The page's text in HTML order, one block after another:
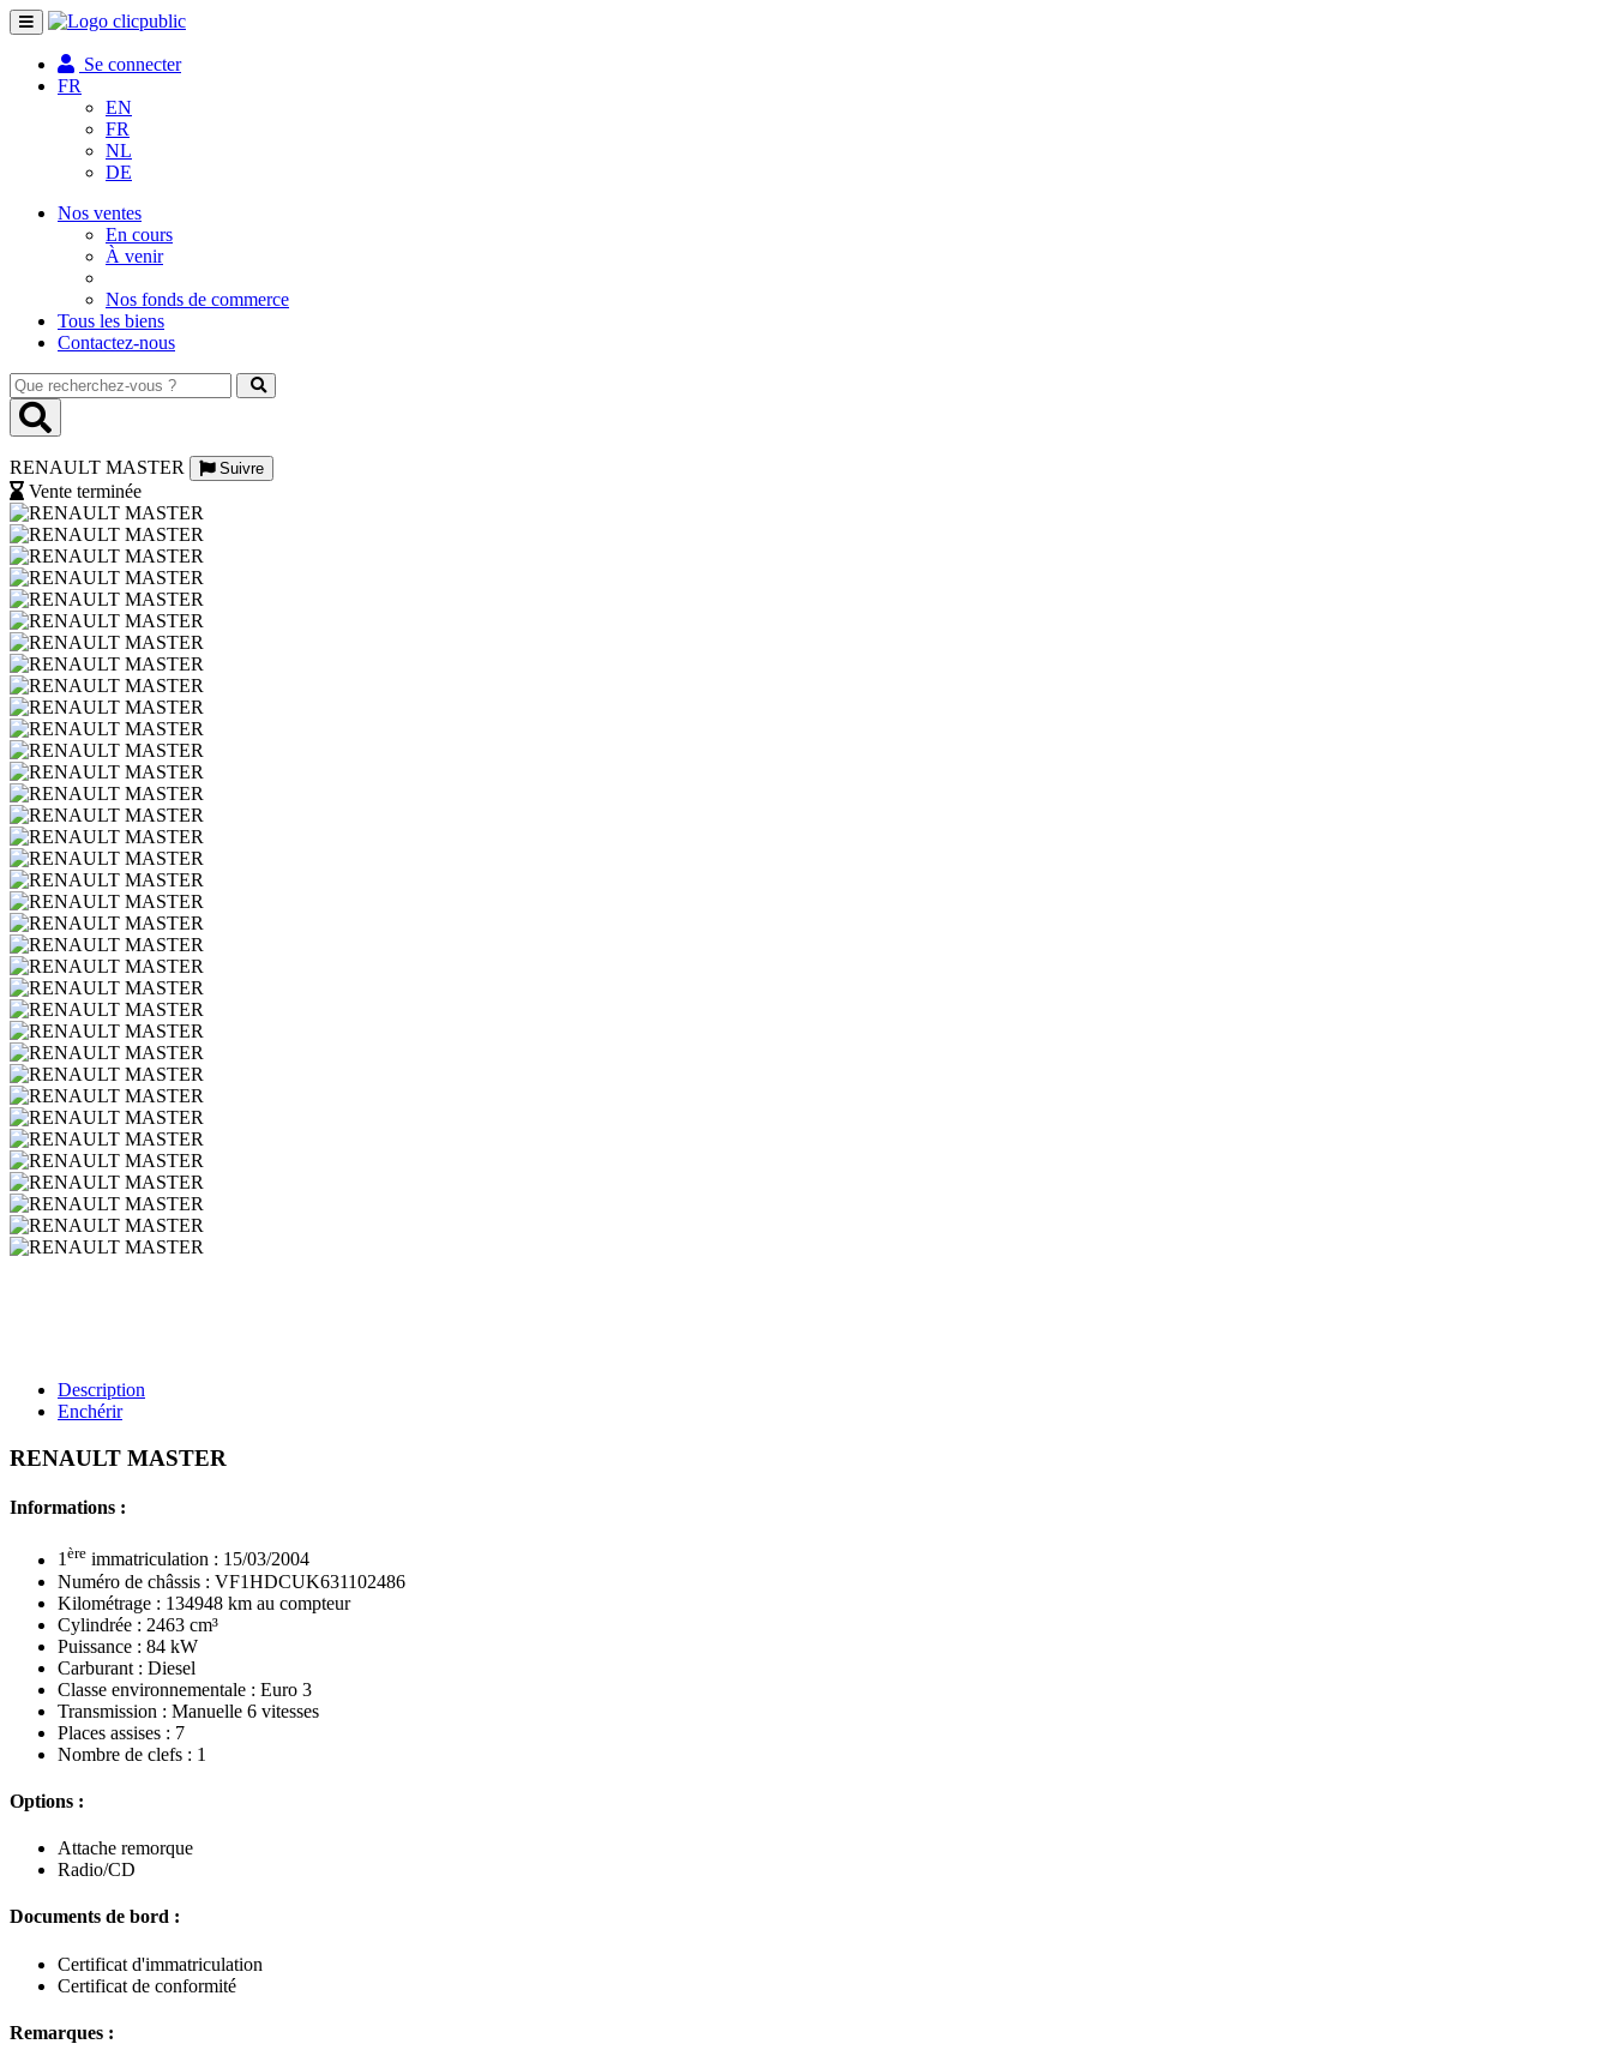
Toggle
navigation
Se connecter
FR
EN
FR
NL
DE
Nos ventes
En cours
À venir
Nos fonds de commerce
Tous les biens
Contactez-nous
Que
recherchez-
vous
RENAULT MASTER
Suivre
Vente terminée
Description
Enchérir
RENAULT MASTER
Informations :
1ère immatriculation : 15/03/2004
Numéro de châssis : VF1HDCUK631102486
Kilométrage : 134948 km au compteur
Cylindrée : 2463 cm³
Puissance : 84 kW
Carburant : Diesel
Classe environnementale : Euro 3
Transmission : Manuelle 6 vitesses
Places assises : 7
Nombre de clefs : 1
Options :
Attache remorque
Radio/CD
Documents de bord :
Certificat d'immatriculation
Certificat de conformité
Remarques :